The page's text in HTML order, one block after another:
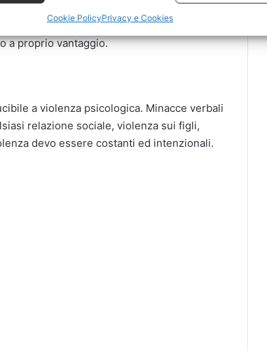
Cookie PolicyPrivacy e Cookies
la
o negazione
od ostacolare il lavoro della donna fuori
a proprio vantaggio.
a violenza psicologica. Minacce verbali
relazione sociale, violenza sui figli,
devo essere costanti ed intenzionali.